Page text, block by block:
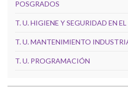
POSGRADOS
T. U. HIGIENE Y SEGURIDAD EN
T. U. MANTENIMIENTO
T. U. PROGRAMACIÓN